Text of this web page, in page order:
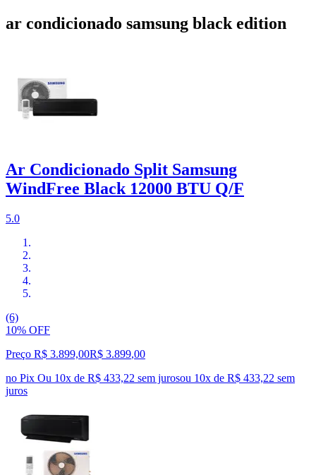
ar condicionado samsung black edition
Ar Condicionado Split Samsung
WindFree Black 12000 BTU Q/F
5.0
(6)
10% OFF
Preço R$ 3.899,00R$ 3.899,00
no Pix Ou 10x de R$ 433,22 sem jurosou 10x de R$ 433,22 sem
juros